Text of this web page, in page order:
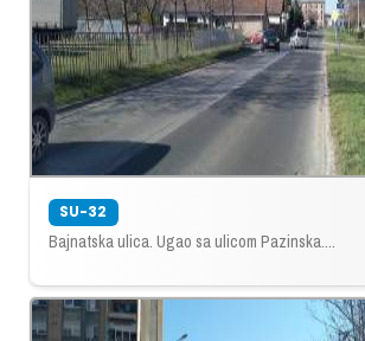
SU-32
Bajnatska ulica. Ugao sa ulicom Pazinska....